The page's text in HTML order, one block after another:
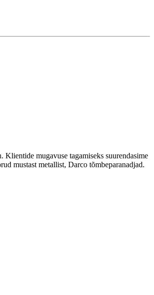
mugavuse tagamiseks suurendasime
mustast metallist, Darco tõmbeparanadjad.